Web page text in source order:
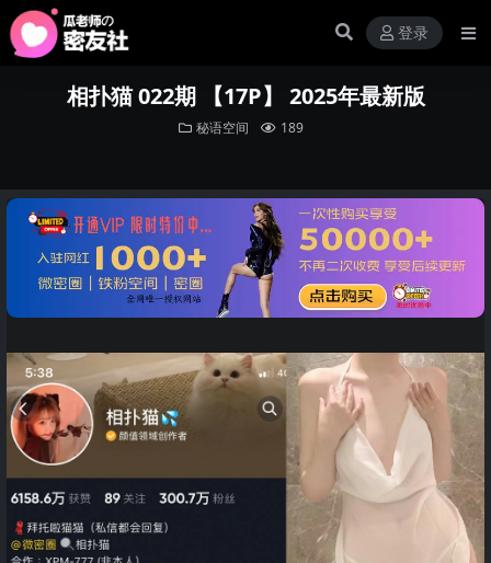
登录
相扑猫 022期 【17P】 2025年最新版
秘语空间 189